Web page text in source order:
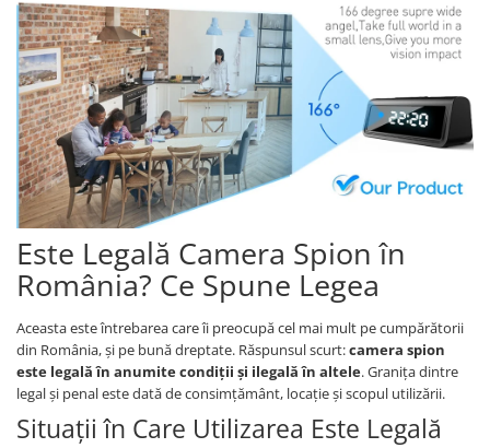
Este Legală Camera Spion în
România? Ce Spune Legea
Aceasta este întrebarea care îi preocupă cel mai mult pe cumpărătorii
din România, și pe bună dreptate. Răspunsul scurt:camera spion
este legală în anumite condiții și ilegală în altele. Granița dintre
legal și penal este dată de consimțământ, locație și scopul utilizării.
Situații în Care Utilizarea Este Legală